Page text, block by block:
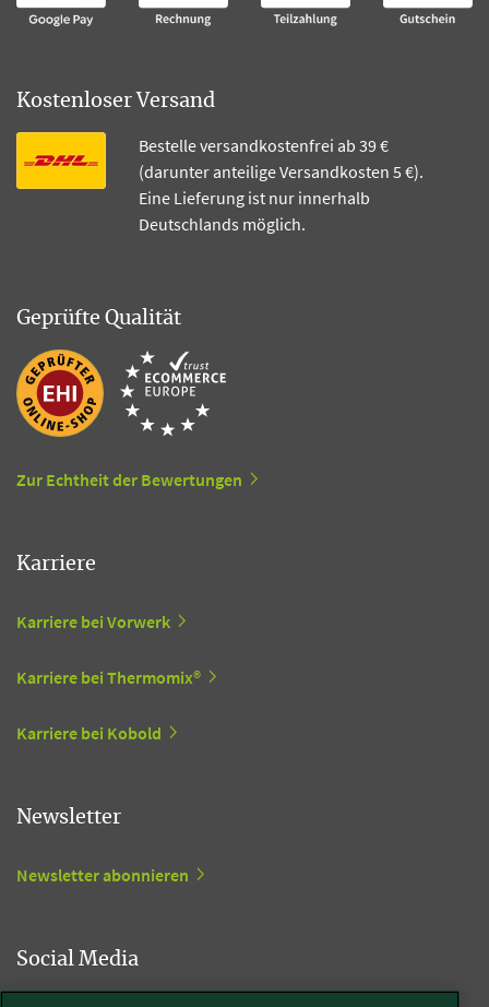
Kostenloser Versand
Bestelle versandkostenfrei ab 39 €
(darunter anteilige Versandkosten 5 €).
Eine Lieferung ist nur innerhalb
Deutschlands möglich.
Geprüfte Qualität
Zur Echtheit der Bewertungen
Karriere
Karriere bei Vorwerk
Karriere bei Thermomix®
Karriere bei Kobold
Newsletter
Newsletter abonnieren
Social Media